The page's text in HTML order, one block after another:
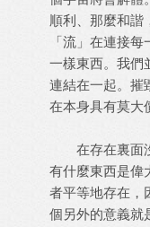
順利、那麼和諧
「流」在連接
一樣東西。我們
連結在一起。摧
在本身具有莫大
在存在裏面沒
有什麼東西是偉
者平等地存在，
個另外的意義就